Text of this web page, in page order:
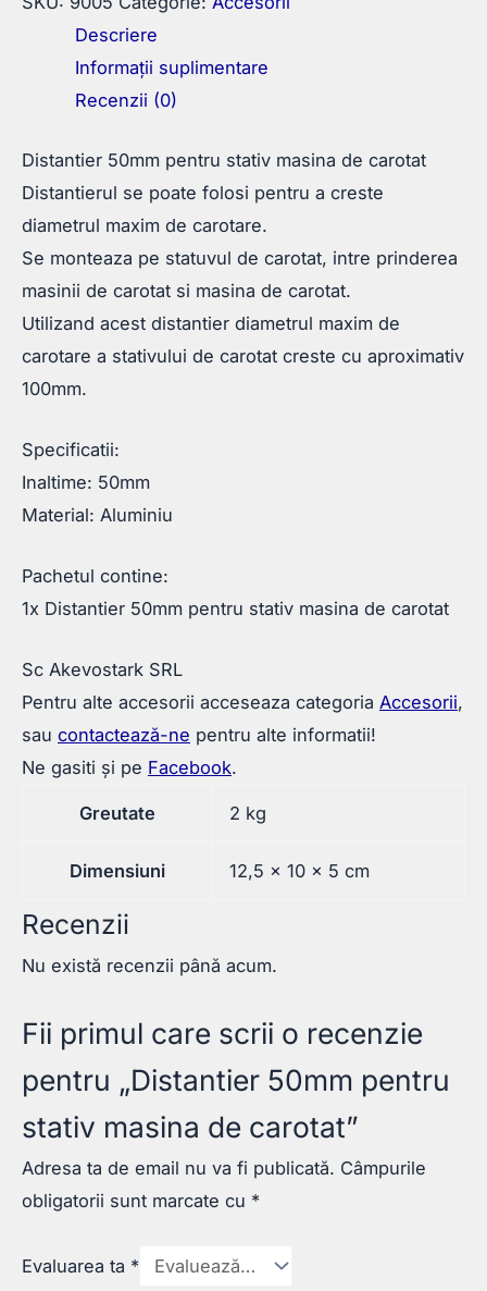
Descriere
Informații suplimentare
Recenzii (0)
Distantier 50mm pentru stativ masina de carotat
Distantierul se poate folosi pentru a creste
diametrul maxim de carotare.
Se monteaza pe statuvul de carotat, intre prinderea
masinii de carotat si masina de carotat.
Utilizand acest distantier diametrul maxim de
carotare a stativului de carotat creste cu aproximativ
100mm.
Specificatii:
Inaltime: 50mm
Material: Aluminiu
Pachetul contine:
1x Distantier 50mm pentru stativ masina de carotat
Sc Akevostark SRL
Pentru alte accesorii acceseaza categoria Accesorii,
sau contactează-ne pentru alte informatii!
Ne gasiti și pe Facebook.
Greutate 2 kg
Dimensiuni 12,5 × 10 × 5 cm
Recenzii
Nu există recenzii până acum.
Fii primul care scrii o recenzie
pentru „Distantier 50mm pentru
stativ masina de carotat”
Adresa ta de email nu va fi publicată. Câmpurile
obligatorii sunt marcate cu *
Evaluarea ta *